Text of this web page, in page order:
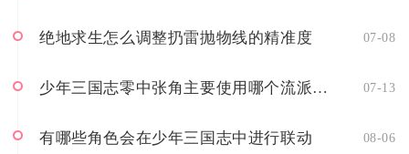
绝地求生怎么调整扔雷抛物线的精准度 07-08
少年三国志零中张角主要使用哪个流派的技能 07-13
有哪些角色会在少年三国志中进行联动 08-06